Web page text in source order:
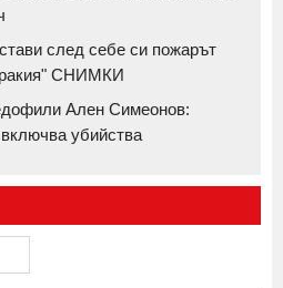
след себе си пожарът
СНИМКИ
Ален Симеонов:
убийства